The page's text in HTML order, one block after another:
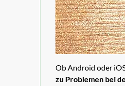
Ob Android oder
zu Problemen bei